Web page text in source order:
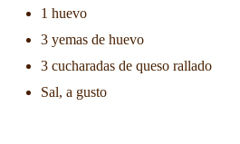
1 huevo
3 yemas de huevo
3 cucharadas de queso rallado
Sal, a gusto